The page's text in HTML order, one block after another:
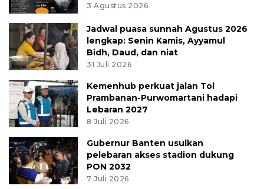
3 Agustus 2026
Jadwal puasa sunnah Agustus 2026
lengkap: Senin Kamis, Ayyamul
Bidh, Daud, dan niat
31 Juli 2026
Kemenhub perkuat jalan Tol
Prambanan-Purwomartani hadapi
Lebaran 2027
8 Juli 2026
Gubernur Banten usulkan
pelebaran akses stadion dukung
PON 2032
7 Juli 2026